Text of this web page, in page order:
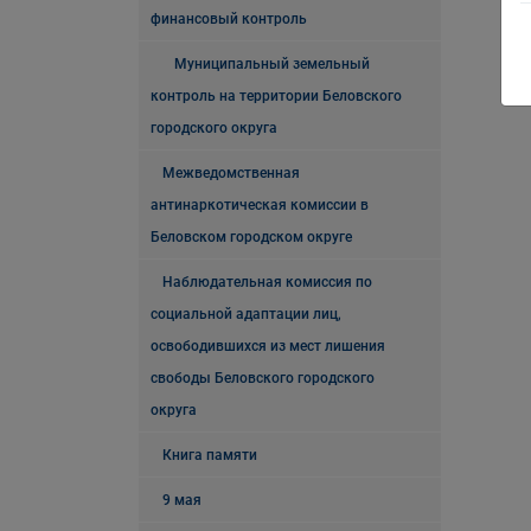
финансовый контроль
Муниципальный земельный
контроль на территории Беловского
городского округа
Межведомственная
антинаркотическая комиссии в
Беловском городском округе
Наблюдательная комиссия по
социальной адаптации лиц,
освободившихся из мест лишения
свободы Беловского городского
округа
Книга памяти
9 мая